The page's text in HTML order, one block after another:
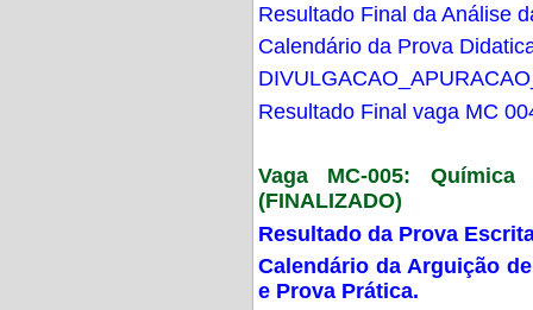
Resultado Final da Análise
Calendário da Prova
Resultado Final vaga MC
Vaga MC-005:
(FINALIZADO)
Resultado da Prova
Calendário da Arguição
e Prova Prática.